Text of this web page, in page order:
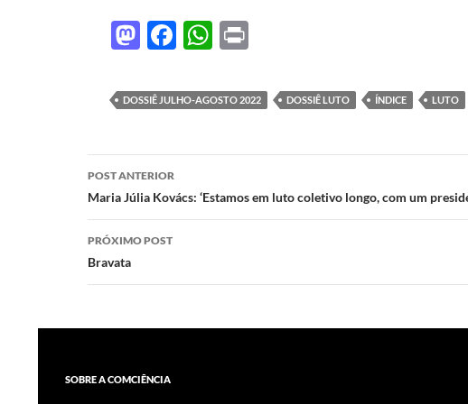
M
to
d
o
n
F
e
b
o
k
W
at
s
A
p
nt
DOSSIÊ JULHO-AGOSTO 2022 DOSSIÊ LUTO ÍNDICE LUTO
Navegação
de
posts
POST ANTERIOR
Maria Júlia Kovács: ‘Estamos em luto coletivo longo, com um
PRÓXIMO POST
Bravata
SOBRE A COMCIÊNCIA